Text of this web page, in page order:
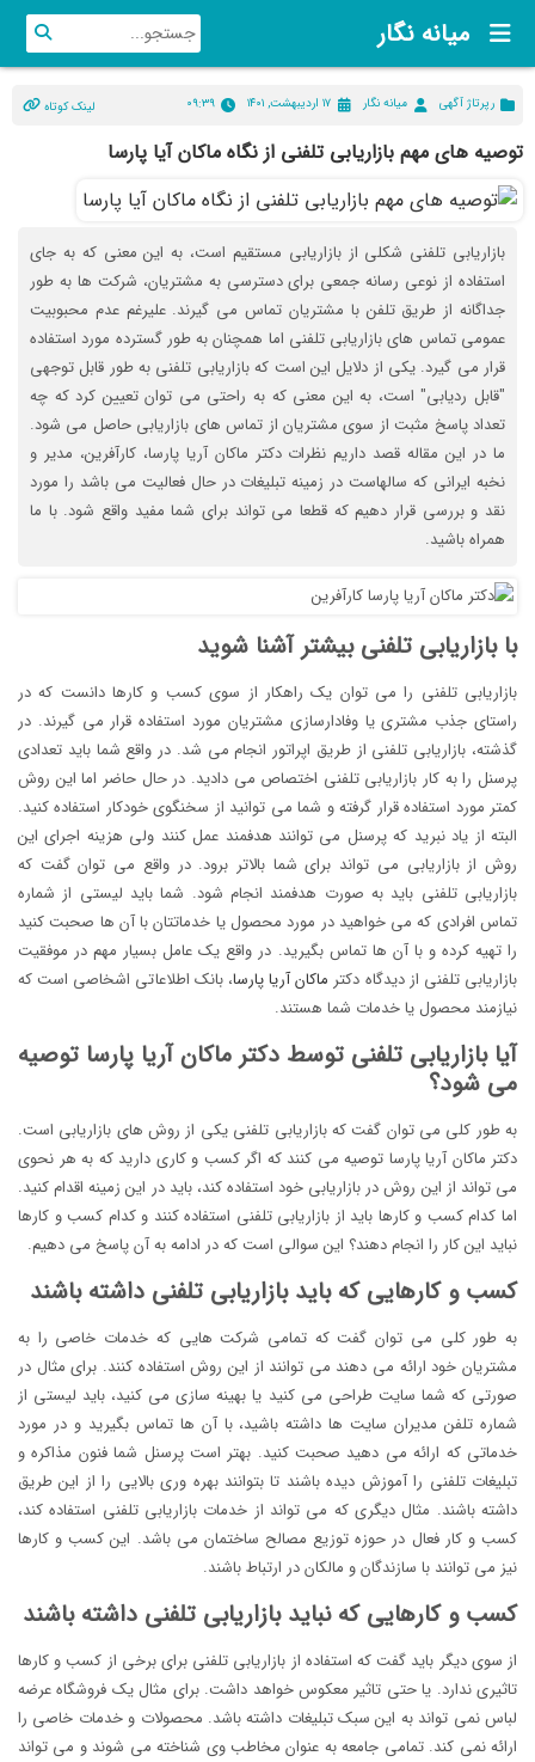
میانه نگار
رپرتاژ آگهی میانه نگار ۱۷ اردیبهشت, ۱۴۰۱ ۰۹:۳۹ لینک کوتاه
توصیه های مهم بازاریابی تلفنی از نگاه ماکان آیا پارسا
بازاریابی تلفنی شکلی از بازاریابی مستقیم است، به این معنی که به جای
استفاده از نوعی رسانه جمعی برای دسترسی به مشتریان، شرکت ها به طور
جداگانه از طریق تلفن با مشتریان تماس می گیرند. علیرغم عدم محبوبیت
عمومی تماس های بازاریابی تلفنی اما همچنان به طور گسترده مورد استفاده
قرار می گیرد. یکی از دلایل این است که بازاریابی تلفنی به طور قابل توجهی
"قابل ردیابی" است، به این معنی که به راحتی می توان تعیین کرد که چه
تعداد پاسخ مثبت از سوی مشتریان از تماس های بازاریابی حاصل می شود.
ما در این مقاله قصد داریم نظرات دکتر ماکان آریا پارسا، کارآفرین، مدیر و
نخبه ایرانی که سالهاست در زمینه تبلیغات در حال فعالیت می باشد را مورد
نقد و بررسی قرار دهیم که قطعا می تواند برای شما مفید واقع شود. با ما
همراه باشید.
با بازاریابی تلفنی بیشتر آشنا شوید
بازاریابی تلفنی را می توان یک راهکار از سوی کسب و کارها دانست که در
راستای جذب مشتری یا وفادارسازی مشتریان مورد استفاده قرار می گیرند. در
گذشته، بازاریابی تلفنی از طریق اپراتور انجام می شد. در واقع شما باید تعدادی
پرسنل را به کار بازاریابی تلفنی اختصاص می دادید. در حال حاضر اما این روش
کمتر مورد استفاده قرار گرفته و شما می توانید از سخنگوی خودکار استفاده کنید.
البته از یاد نبرید که پرسنل می توانند هدفمند عمل کنند ولی هزینه اجرای این
روش از بازاریابی می تواند برای شما بالاتر برود. در واقع می توان گفت که
بازاریابی تلفنی باید به صورت هدفمند انجام شود. شما باید لیستی از شماره
تماس افرادی که می خواهید در مورد محصول یا خدماتتان با آن ها صحبت کنید
را تهیه کرده و با آن ها تماس بگیرید. در واقع یک عامل بسیار مهم در موفقیت
بازاریابی تلفنی از دیدگاه دکتر ماکان آریا پارسا، بانک اطلاعاتی اشخاصی است که
نیازمند محصول یا خدمات شما هستند.
آیا بازاریابی تلفنی توسط دکتر ماکان آریا پارسا توصیه
می شود؟
به طور کلی می توان گفت که بازاریابی تلفنی یکی از روش های بازاریابی است.
دکتر ماکان آریا پارسا توصیه می کنند که اگر کسب و کاری دارید که به هر نحوی
می تواند از این روش در بازاریابی خود استفاده کند، باید در این زمینه اقدام کنید.
اما کدام کسب و کارها باید از بازاریابی تلفنی استفاده کنند و کدام کسب و کارها
نباید این کار را انجام دهند؟ این سوالی است که در ادامه به آن پاسخ می دهیم.
کسب و کارهایی که باید بازاریابی تلفنی داشته باشند
به طور کلی می توان گفت که تمامی شرکت هایی که خدمات خاصی را به
مشتریان خود ارائه می دهند می توانند از این روش استفاده کنند. برای مثال در
صورتی که شما سایت طراحی می کنید یا بهینه سازی می کنید، باید لیستی از
شماره تلفن مدیران سایت ها داشته باشید، با آن ها تماس بگیرید و در مورد
خدماتی که ارائه می دهید صحبت کنید. بهتر است پرسنل شما فنون مذاکره و
تبلیغات تلفنی را آموزش دیده باشند تا بتوانند بهره وری بالایی را از این طریق
داشته باشند. مثال دیگری که می تواند از خدمات بازاریابی تلفنی استفاده کند،
کسب و کار فعال در حوزه توزیع مصالح ساختمان می باشد. این کسب و کارها
نیز می توانند با سازندگان و مالکان در ارتباط باشند.
کسب و کارهایی که نباید بازاریابی تلفنی داشته باشند
از سوی دیگر باید گفت که استفاده از بازاریابی تلفنی برای برخی از کسب و کارها
تاثیری ندارد. یا حتی تاثیر معکوس خواهد داشت. برای مثال یک فروشگاه عرضه
لباس نمی تواند به این سبک تبلیغات داشته باشد. محصولات و خدمات خاصی را
ارائه نمی کند. تمامی جامعه به عنوان مخاطب وی شناخته می شوند و می تواند